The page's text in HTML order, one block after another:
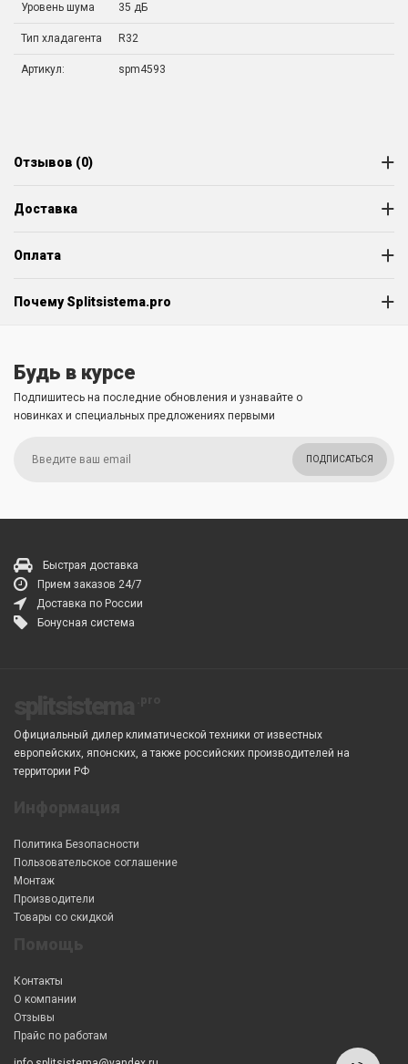
Уровень шума 35 дБ
Тип хладагента R32
Артикул: spm4593
Отзывов (0)
Доставка
Оплата
Почему Splitsistema.pro
Будь в курсе
Подпишитесь на последние обновления и узнавайте о
новинках и специальных предложениях первыми
ПОДПИСАТЬСЯ
Быстрая доставка
Прием заказов 24/7
Доставка по России
Бонусная система
Официальный дилер климатической техники от известных
европейских, японских, а также российских производителей на
территории РФ
Политика Безопасности
Пользовательское соглашение
Монтаж
Производители
Товары со скидкой
Контакты
О компании
Отзывы
Прайс по работам